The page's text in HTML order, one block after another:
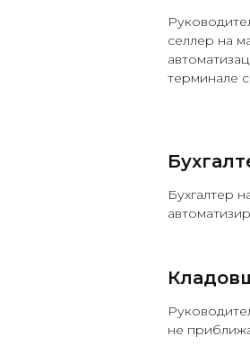
селлер на
терминале
Бухгалтер
не